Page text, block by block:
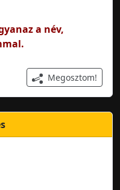
a név,
Megosztom!